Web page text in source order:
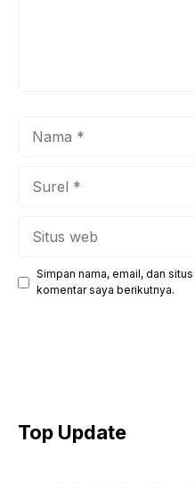
Simpan nama, email, dan
komentar saya berikutnya.
Top Update